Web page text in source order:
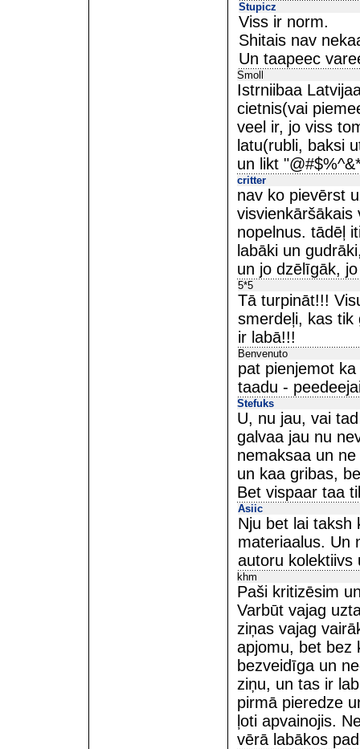
Stupicz
Viss ir norm.
Shitais nav
Un taapeec
Smoll
Istrniibaa
cietnis(vai
veel ir, jo viss
latu(rubli, baksi
un likt
critter
nav ko pievērst
visvienkāršākais
nopelnus. tādēļ
labāki un
un jo dzēlīgāk,
5*5
Tā turpināt!!!
smerdeļi, kas tik
ir labā!!!
Benvenuto
pat pienjemot
taadu -
Stefuks
U, nu jau, vai
galvaa jau nu
nemaksaa un
un kaa gribas,
Bet vispaar taa
Asiic
Nju bet lai taksh
materiaalus. Un
autoru kolektiivs
khm
Paši kritizēsim
Varbūt vajag
ziņas vajag
apjomu, bet bez
bezveidīga un
ziņu, un tas ir
pirmā pieredze
ļoti apvainojis.
vērā labākos